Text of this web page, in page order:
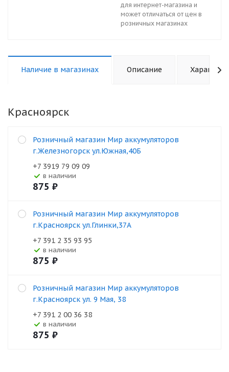
для интернет-магазина и
может отличаться от цен в
розничных магазинах
Наличие в магазинах Описание
Красноярск
Розничный магазин Мир аккумуляторов
г.Железногорск ул.Южная,40Б
+7 3919 79 09 09
В наличии
875 ₽
Розничный магазин Мир аккумуляторов
г.Красноярск ул.Глинки,37А
+7 391 2 35 93 95
В наличии
875 ₽
Розничный магазин Мир аккумуляторов
г.Красноярск ул. 9 Мая, 38
+7 391 2 00 36 38
В наличии
875 ₽